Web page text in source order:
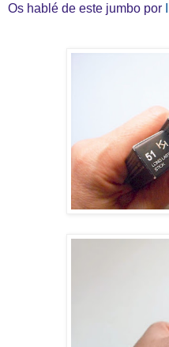
Os hablé de este jumbo por